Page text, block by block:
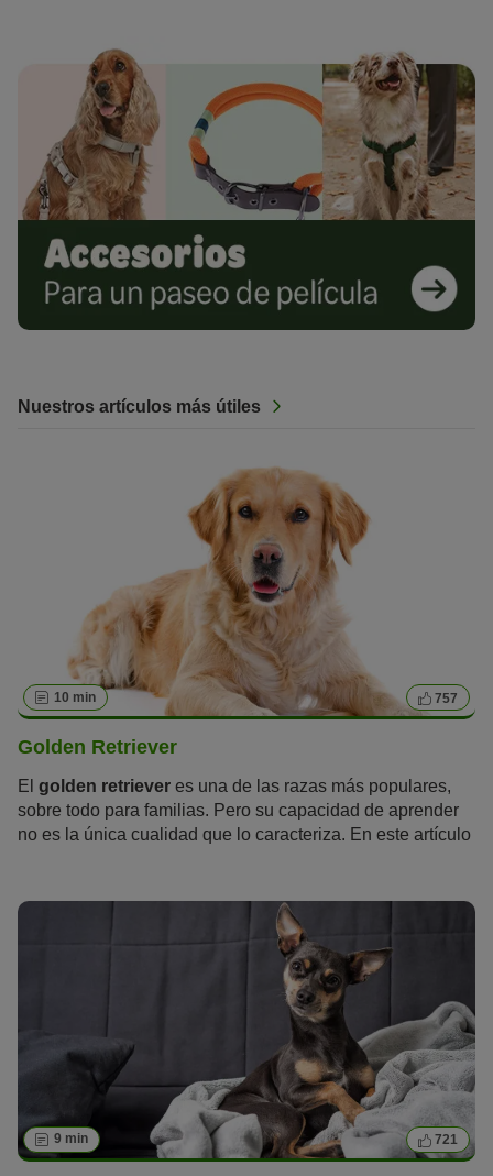
Nuestros artículos más útiles
10 min 757
Golden Retriever
El golden retriever es una de las razas más populares,
sobre todo para familias. Pero su capacidad de aprender
no es la única cualidad que lo caracteriza. En este artículo
9 min 721